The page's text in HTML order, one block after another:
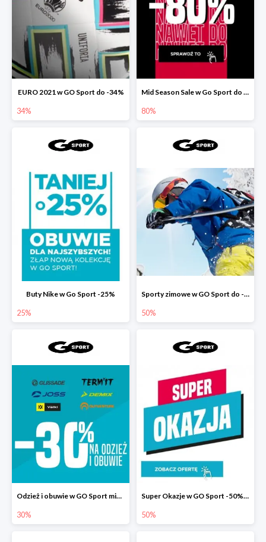
EURO 2021 w GO Sport do -34%
34%
Mid Season Sale w Go Sport do -80%
80%
Buty Nike w Go Sport -25%
25%
Sporty zimowe w GO Sport do -50%
50%
Odzież i obuwie w GO Sport minimum -30%
30%
Super Okazje w GO Sport -50% na drugi produkt
50%